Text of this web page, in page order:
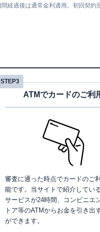
経過後は通常金利適用。初回契約
STEP3
ATMでカードのご利
審査に通った時点でカードのご
能です。当サイトで紹介してい
サービスが24時間、コンビニエ
トア等のATMからお金を引き出
ができます。